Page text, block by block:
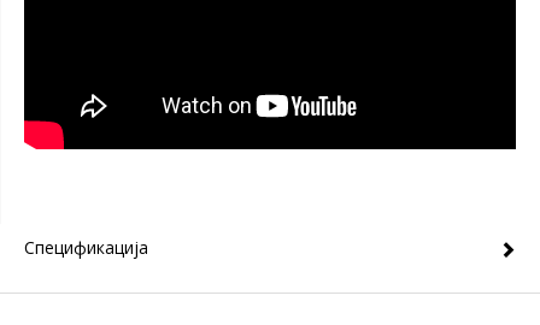
Спецификација